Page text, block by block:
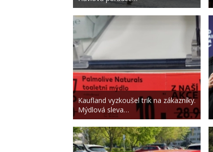
Kaufland vyzkoušel trik na zákazníky.
Mýdlová sleva…